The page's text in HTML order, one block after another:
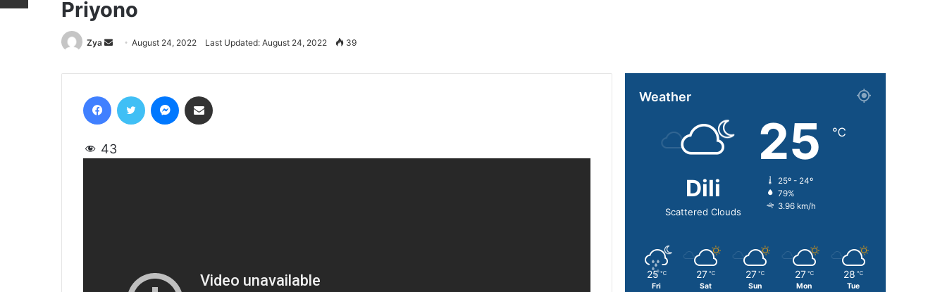
Priyono
Zya
Send
email
August 24, 2022 Last Updated: August 24, 2022 39
43
Weather
Dili
Scattered Clouds
25 ℃
25º - 24º
79%
3.96 km/h
25 ℃
Fri
27 ℃
Sat
27 ℃
Sun
27 ℃
Mon
28 ℃
Tue